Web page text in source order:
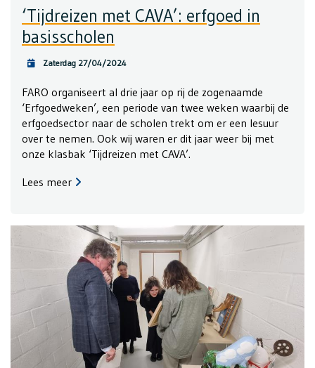
‘Tijdreizen met CAVA’: erfgoed in
basisscholen
Zaterdag 27/04/2024
FARO organiseert al drie jaar op rij de zogenaamde
‘Erfgoedweken’, een periode van twee weken waarbij de
erfgoedsector naar de scholen trekt om er een lesuur
over te nemen. Ook wij waren er dit jaar weer bij met
onze klasbak ‘Tijdreizen met CAVA’.
Lees meer